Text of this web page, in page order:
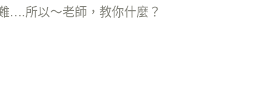
….所以～老師，教你什麼？